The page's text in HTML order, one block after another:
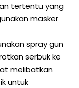
tertentu yang
masker
spray gun
serbuk ke
melibatkan
untuk